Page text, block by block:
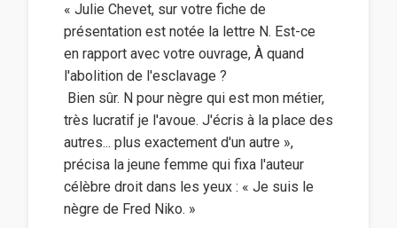
« Julie Chevet, sur votre fiche de
présentation est notée la lettre N. Est-ce
en rapport avec votre ouvrage, À quand
l'abolition de l'esclavage ?
 Bien sûr. N pour nègre qui est mon métier,
très lucratif je l'avoue. J'écris à la place des
autres... plus exactement d'un autre »,
précisa la jeune femme qui fixa l'auteur
célèbre droit dans les yeux : « Je suis le
nègre de Fred Niko. »